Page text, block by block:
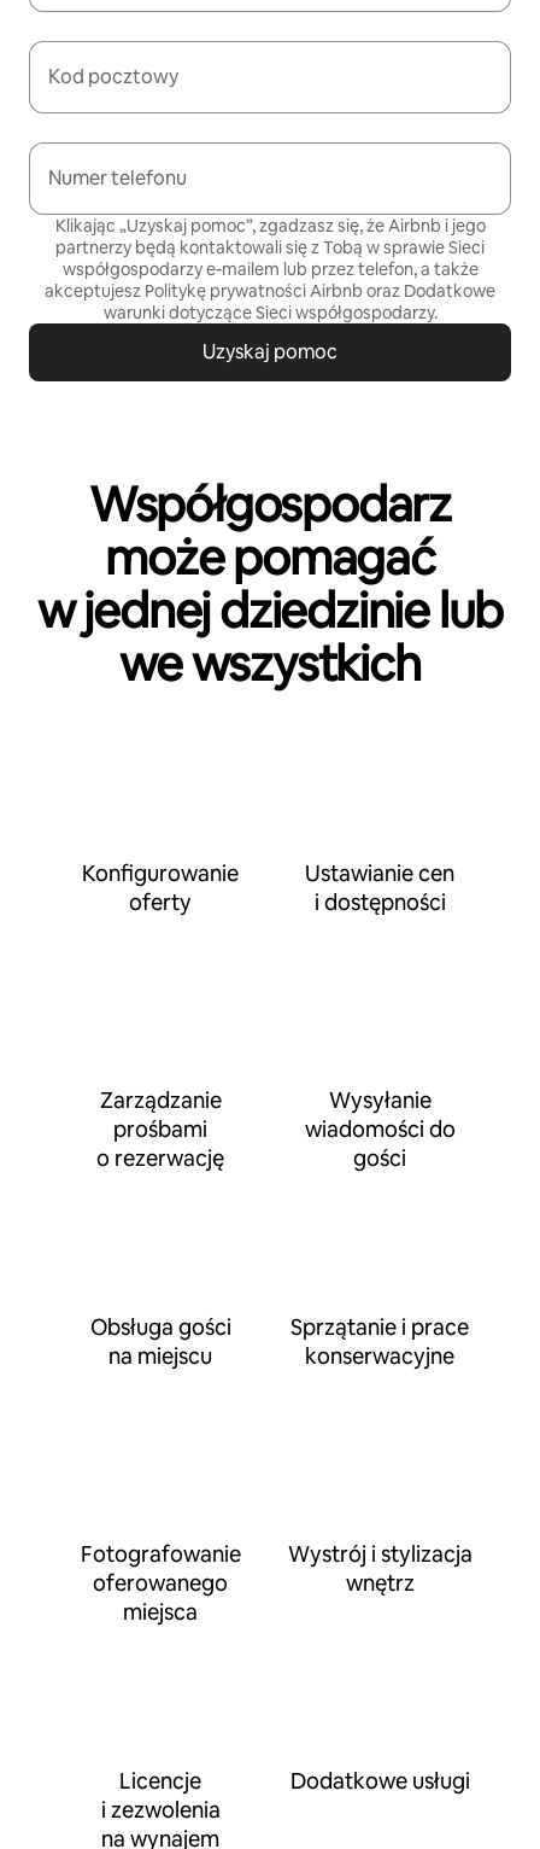
Kod pocztowy
Numer telefonu
Klikając „Uzyskaj pomoc”, zgadzasz się, że Airbnb i jego
partnerzy będą kontaktowali się z Tobą w sprawie Sieci
współgospodarzy e-mailem lub przez telefon, a także
akceptujesz Politykę prywatnościAirbnb oraz Dodatkowe
warunki dotyczące Sieci współgospodarzy.
Uzyskaj pomoc
Współgospodarz
może pomagać
w jednej dziedzinie lub
we wszystkich
Konfigurowanie
oferty
Ustawianie cen
i dostępności
Zarządzanie
prośbami
o rezerwację
Wysyłanie
wiadomości do
gości
Obsługa gości
na miejscu
Sprzątanie i prace
konserwacyjne
Fotografowanie
oferowanego
miejsca
Wystrój i stylizacja
wnętrz
Licencje
i zezwolenia
na wynajem
Dodatkowe usługi